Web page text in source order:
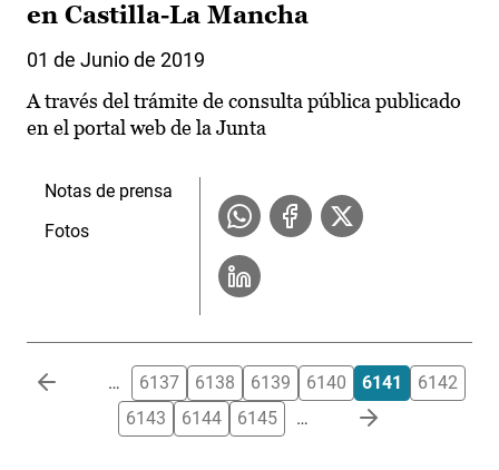
en Castilla-La Mancha
01 de Junio de 2019
A través del trámite de consulta pública publicado
en el portal web de la Junta
Notas de prensa
Fotos
Paginación … 6137 6138 6139 6140 6141
6142
6143
6144 6145 …